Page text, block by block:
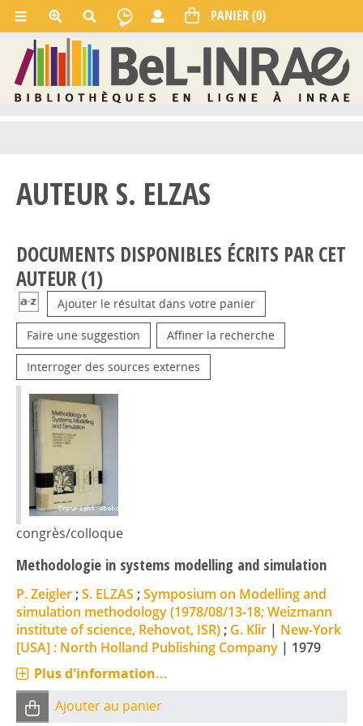
AUTEUR S. ELZAS
DOCUMENTS DISPONIBLES ÉCRITS PAR CET
AUTEUR (1)
Ajouter le résultat dans votre panier
Faire une suggestion Affiner la recherche
Interroger des sources externes
congrès/colloque
Methodologie in systems modelling and simulation
P. Zeigler ;S. ELZAS ;Symposium on Modelling and
simulation methodology (1978/08/13-18; Weizmann
institute of science, Rehovot, ISR) ; G. Klir | New-York
[USA] : North Holland Publishing Company | 1979
Plus d'information...
Ajouter au panier